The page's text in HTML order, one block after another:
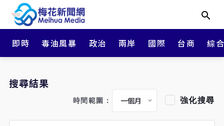
即時 毒油風暴 政治 兩岸 國際 台商 綜
搜尋結果
時間範圍： 強化搜尋